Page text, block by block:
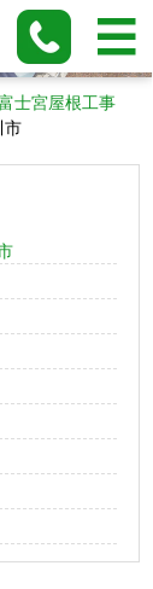
士宮屋根工事
市